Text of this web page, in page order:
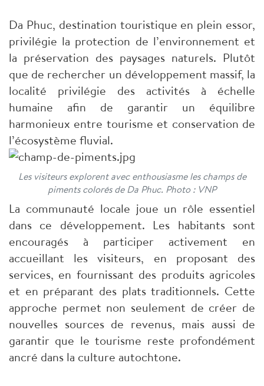
Da Phuc, destination touristique en plein essor,
privilégie la protection de l’environnement et
la préservation des paysages naturels. Plutôt
que de rechercher un développement massif, la
localité privilégie des activités à échelle
humaine afin de garantir un équilibre
harmonieux entre tourisme et conservation de
l’écosystème fluvial.
Les visiteurs explorent avec enthousiasme les champs de
piments colorés de Da Phuc. Photo : VNP
La communauté locale joue un rôle essentiel
dans ce développement. Les habitants sont
encouragés à participer activement en
accueillant les visiteurs, en proposant des
services, en fournissant des produits agricoles
et en préparant des plats traditionnels. Cette
approche permet non seulement de créer de
nouvelles sources de revenus, mais aussi de
garantir que le tourisme reste profondément
ancré dans la culture autochtone.